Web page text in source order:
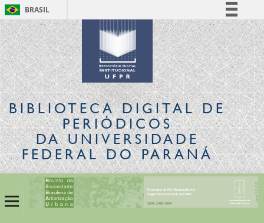
BRASIL
Simplifique!
Comunica BR
Participe
Acesso à informação
Legislação
Canais
BIBLIOTECA DIGITALDE
PERIÓDICOS
DA UNIVERSIDADE
FEDERAL DO PARANÁ